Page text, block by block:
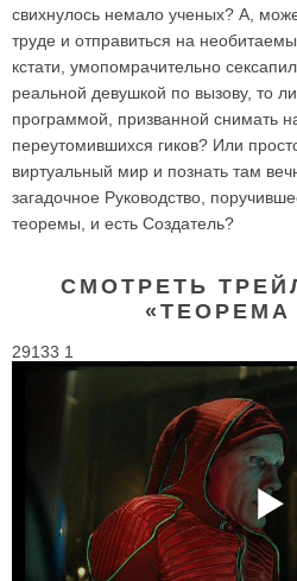
свихнулось немало ученых? А,
труде и отправиться на
кстати, умопомрачительно
реальной девушкой по вызову, то
программой, призванной снимать
переутомившихся гиков? Или
виртуальный мир и познать там
загадочное Руководство,
теоремы, и есть Создатель?
СМОТРЕТЬ
«ТЕОРЕМА
29133 1